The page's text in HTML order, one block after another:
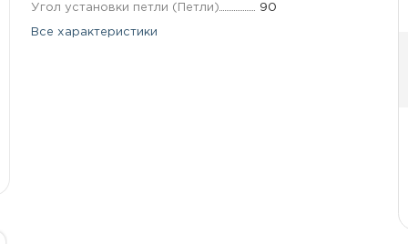
Угол установки петли (Петли) 90
Все характеристики